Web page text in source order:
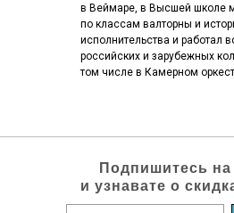
в Веймаре, в Высшей школе
по классам валторны и
исполнительства и работал
российских и зарубежных
том числе в Камерном
Подпишитесь на
и узнавате о